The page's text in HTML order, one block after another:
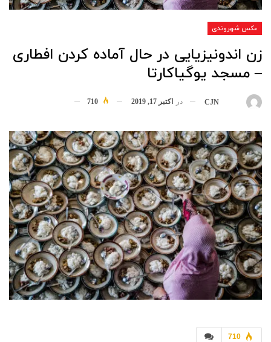
عکس شهروندی
زن اندونیزیایی در حال آماده کردن افطاری
– مسجد یوگیاکارتا
CJN در اکتبر 17, 2019 710
710